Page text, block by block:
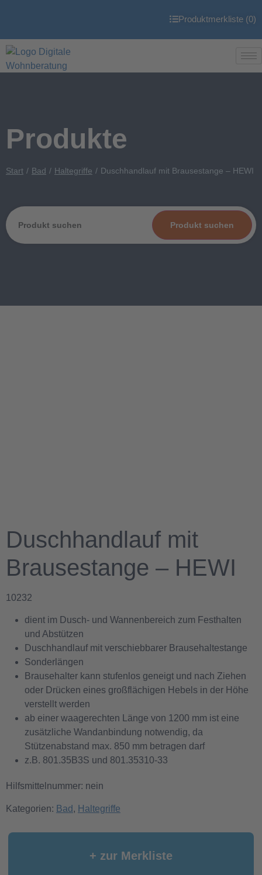
Produktmerkliste (0)
Produkte
Start Bad Haltegriffe Duschhandlauf mit Brausestange – HEWI
Produkt suchen
Duschhandlauf mit
Brausestange – HEWI
10232
dient im Dusch- und Wannenbereich zum Festhalten
und Abstützen
Duschhandlauf mit verschiebbarer Brausehaltestange
Sonderlängen
Brausehalter kann stufenlos geneigt und nach Ziehen
oder Drücken eines großflächigen Hebels in der Höhe
verstellt werden
ab einer waagerechten Länge von 1200 mm ist eine
zusätzliche Wandanbindung notwendig, da
Stützenabstand max. 850 mm betragen darf
z.B. 801.35B3S und 801.35310-33
Hilfsmittelnummer: nein
Kategorien: Bad , Haltegriffe
+ zur Merkliste